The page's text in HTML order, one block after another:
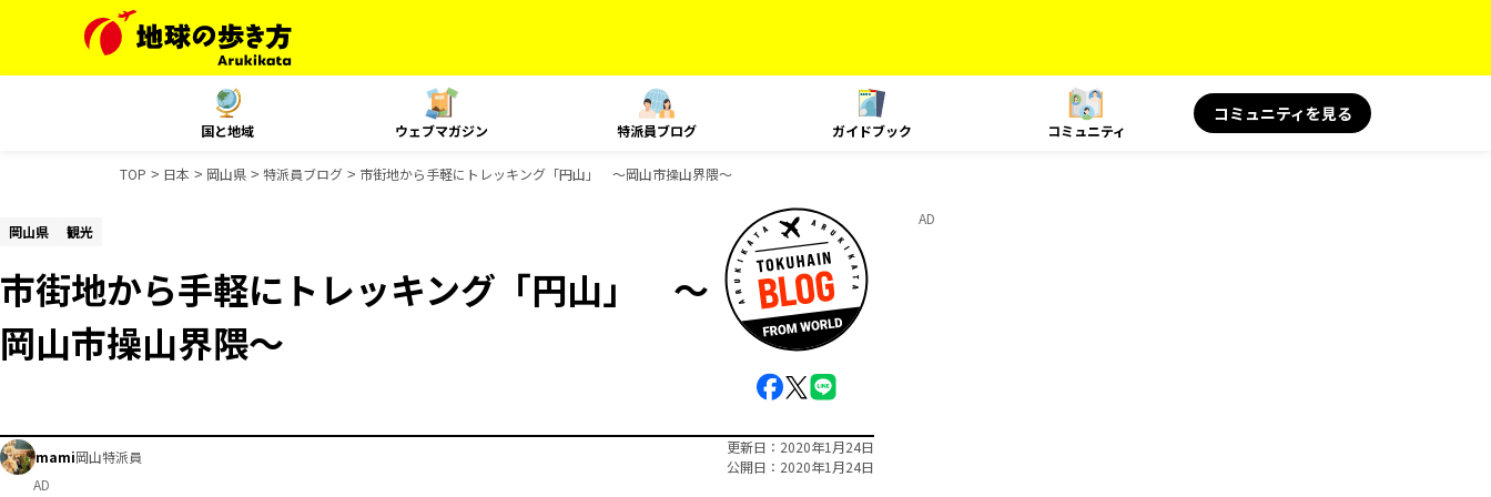
国と地域 ウェブマガジン 特派員ブログ ガイドブック コミュニティ
コミュニティを見る
TOP 日本 岡山県 特派員ブログ 市街地から手軽にトレッキング「円山」 ～岡山市操山界隈～
岡山県 観光
市街地から手軽にトレッキング「円山」 ～
岡山市操山界隈～
mami岡山特派員
更新日
2020年1月24日
公開日
2020年1月24日
AD
AD